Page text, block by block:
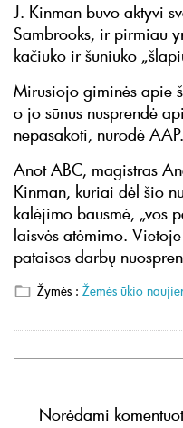
J. Kinman buvo aktyvi
Sambrooks, ir pirmiau
kačiuko ir šuniuko
Mirusiojo giminės apie
o jo sūnus nusprendė
nepasakoti, nurodė AAP.
Anot ABC, magistras
Kinman, kuriai dėl šio
kalėjimo bausmė, „vos
laisvės atėmimo.
pataisos darbų
Žymės : Žemės ūkio
Norėdami